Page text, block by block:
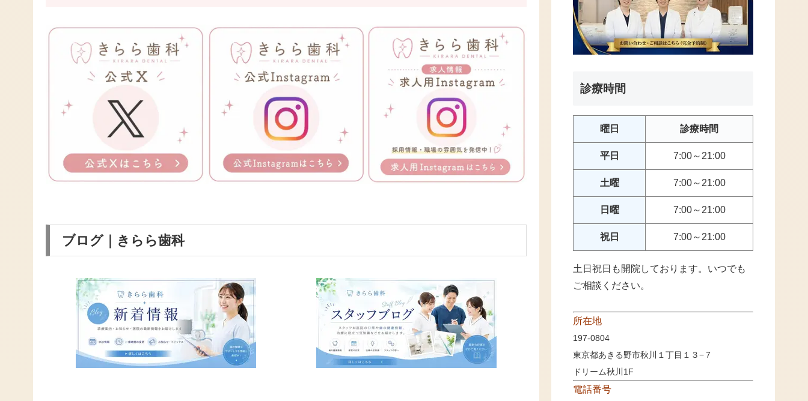
ブログ｜きらら歯科
診療時間
曜日 診療時間
平日 7:00～21:00
土曜 7:00～21:00
日曜 7:00～21:00
祝日 7:00～21:00
土日祝日も開院しております。いつでも
ご相談ください。
所在地
197-0804
東京都あきる野市秋川１丁目１３−７
ドリーム秋川1F
電話番号